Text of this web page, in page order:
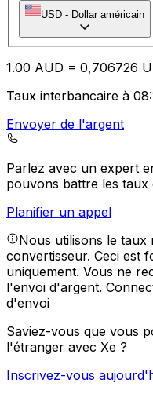
USD - Dollar américain
1.00 AUD = 0,706726
Taux interbancaire à
Envoyer de l'argent
Parlez avec un expert
pouvons battre les
Planifier un appel
Nous utilisons le
convertisseur. Ceci est
uniquement. Vous ne
l'envoi d'argent.
d'envoi
Saviez-vous que vous
l'étranger avec Xe ?
Inscrivez-vous